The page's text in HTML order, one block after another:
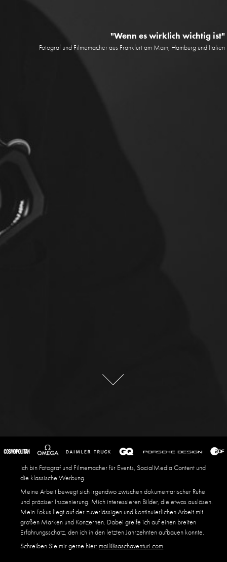
"Wenn es wirklich wichtig ist"
Fotograf und Filmemacher aus Frankfurt am Main, Hamburg und Italien
Ich bin Fotograf und Filmemacher für Events, SocialMedia Content und
die klassische Werbung.
Meine Arbeit bewegt sich irgendwo zwischen dokumentarischer Ruhe
und präziser Inszenierung. Mich interessieren Bilder, die etwas auslösen.
Mein Fokus liegt auf der zuverlässigen und kontinuierlichen Arbeit mit
großen Marken und Konzernen. Dabei greife ich auf einen breiten
Erfahrungsschatz, den ich in den letzten Jahrzehnten aufbauen konnte.
Schreiben Sie mir gerne hier: mail@saschaventuri.com